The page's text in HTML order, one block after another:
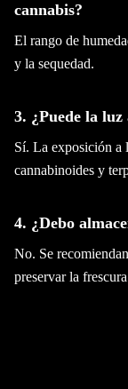
cannabis?
El rango de
y la sequedad.
3. ¿Puede la
Sí. La exposición a
cannabinoides y
4. ¿Debo
No. Se
preservar la